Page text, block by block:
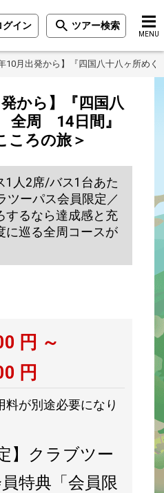
グイン ツアー検索
MENU
年10月出発から】『四国八十八ヶ所
から】『四国八
全周 14日間』
ころの旅＞
1人2席/バス1台あた
ツーパス会員限定／
するなら達成感と充
に巡る全周コースが
円 ～
円
料が別途必要になり
】クラブツー
特典「会員限